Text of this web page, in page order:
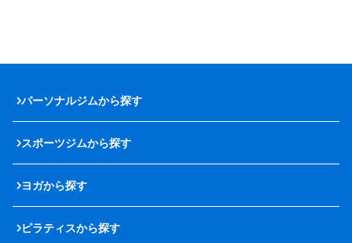
パーソナルジムから探す
スポーツジムから探す
ヨガから探す
ピラティスから探す